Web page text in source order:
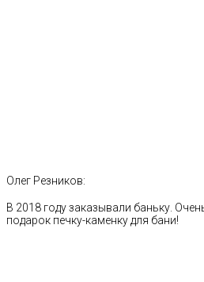
Олег Резников:
В 2018 году заказывали баньку.
подарок печку-каменку для бани!